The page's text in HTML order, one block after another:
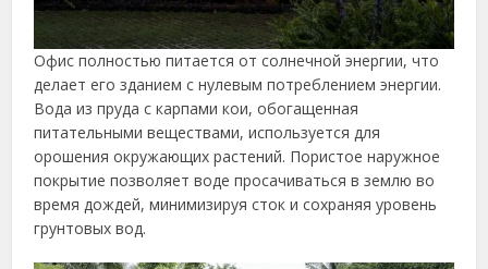
Офис полностью питается от солнечной энергии, что
делает его зданием с нулевым потреблением энергии.
Вода из пруда с карпами кои, обогащенная
питательными веществами, используется для
орошения окружающих растений. Пористое наружное
покрытие позволяет воде просачиваться в землю во
время дождей, минимизируя сток и сохраняя уровень
грунтовых вод.